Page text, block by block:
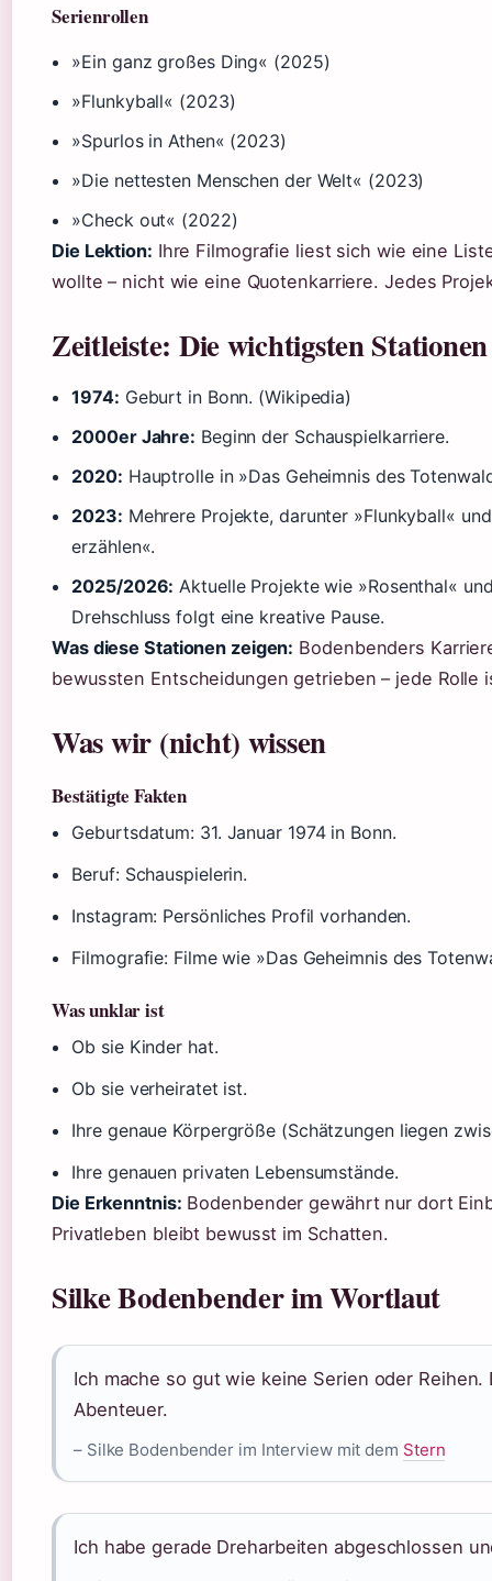
Serienrollen
»Ein ganz großes Ding« (2025)
»Flunkyball« (2023)
»Spurlos in Athen« (2023)
»Die nettesten Menschen der Welt« (2023)
»Check out« (2022)
Die Lektion: Ihre Filmografie liest sich wie eine
wollte – nicht wie eine Quotenkarriere. Jedes
Zeitleiste: Die wichtigsten Stationen
1974: Geburt in Bonn. (Wikipedia)
2000er Jahre: Beginn der Schauspielkarriere.
2020: Hauptrolle in »Das Geheimnis des
2023: Mehrere Projekte, darunter »Flunkyball«
erzählen«.
2025/2026: Aktuelle Projekte wie »Rosenthal«
Drehschluss folgt eine kreative Pause.
Was diese Stationen zeigen: Bodenbenders
bewussten Entscheidungen getrieben – jede Rolle
Was wir (nicht) wissen
Bestätigte Fakten
Geburtsdatum: 31. Januar 1974 in Bonn.
Beruf: Schauspielerin.
Instagram: Persönliches Profil vorhanden.
Filmografie: Filme wie »Das Geheimnis des
Was unklar ist
Ob sie Kinder hat.
Ob sie verheiratet ist.
Ihre genaue Körpergröße (Schätzungen liegen
Ihre genauen privaten Lebensumstände.
Die Erkenntnis: Bodenbender gewährt nur dort
Privatleben bleibt bewusst im Schatten.
Silke Bodenbender im Wortlaut
Ich mache so gut wie keine Serien oder
Abenteuer.
– Silke Bodenbender im Interview mit dem Stern
Ich habe gerade Dreharbeiten abgeschlossen